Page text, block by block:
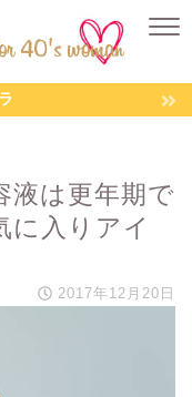
液は更年期で
に入りアイ
2017年12月20日